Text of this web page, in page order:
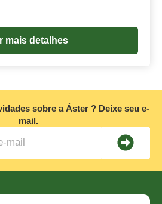
mais detalhes
sobre a Áster ? Deixe seu e-
mail.